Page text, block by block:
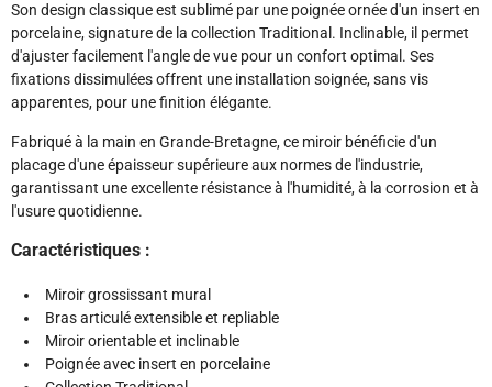
Son design classique est sublimé par une poignée ornée d'un insert en
porcelaine, signature de la collection Traditional. Inclinable, il permet
d'ajuster facilement l'angle de vue pour un confort optimal. Ses
fixations dissimulées offrent une installation soignée, sans vis
apparentes, pour une finition élégante.
Fabriqué à la main en Grande-Bretagne, ce miroir bénéficie d'un
placage d'une épaisseur supérieure aux normes de l'industrie,
garantissant une excellente résistance à l'humidité, à la corrosion et à
l'usure quotidienne.
Caractéristiques :
Miroir grossissant mural
Bras articulé extensible et repliable
Miroir orientable et inclinable
Poignée avec insert en porcelaine